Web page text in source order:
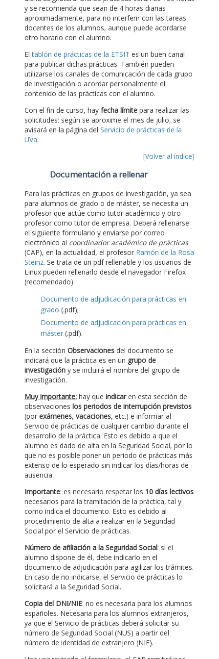
y se recomienda que sean de 4 horas diarias
aproximadamente, para no interferir con las tareas
docentes de los alumnos, aunque puede acordarse
otro horario con el alumno.
Eltablón de prácticas de la ETSIT es un buen canal
para publicar dichas prácticas. También pueden
utilizarse los canales de comunicación de cada grupo
de investigación o acordar personalmente el
contenido de las prácticas con el alumno.
Con el fin de curso, hay fecha límite para realizar las
solicitudes: según se aproxime el mes de julio, se
avisará en la página del Servicio de prácticas de la
UVa.
[Volver al índice]
Documentación a rellenar
Para las prácticas en grupos de investigación, ya sea
para alumnos de grado o de máster, se necesita un
profesor que actúe como tutor académico y otro
profesor como tutor de empresa. Deberá rellenarse
el siguiente formulario y enviarse por correo
electrónico al coordinador académico de prácticas
(CAP), en la actualidad, el profesor Ramón de la Rosa
Steinz. Se trata de un pdf rellenable y los usuarios de
Linux pueden rellenarlo desde el navegador Firefox
(recomendado):
Documento de adjudicación para prácticas en
grado (.pdf);
Documento de adjudicación para prácticas en
máster (.pdf).
En la sección Observaciones del documento se
indicará que la práctica es en un grupo de
investigación y se incluirá el nombre del grupo de
investigación.
Muy importante: hay que indicaren esta sección de
observaciones los periodos de interrupción previstos
(por exámenes, vacaciones, etc.) e informar al
Servicio de prácticas de cualquier cambio durante el
desarrollo de la práctica. Esto es debido a que el
alumno es dado de alta en la Seguridad Social, por lo
que no es posible poner un periodo de prácticas más
extenso de lo esperado sin indicar los días/horas de
ausencia.
Importante: es necesario respetar los 10 días lectivos
necesarios para la tramitación de la práctica, tal y
como indica el documento. Esto es debido al
procedimiento de alta a realizar en la Seguridad
Social por el Servicio de prácticas.
Número de afiliación a la Seguridad Social: si el
alumno dispone de él, debe indicarlo en el
documento de adjudicación para agilizar los trámites.
En caso de no indicarse, el Servicio de prácticas lo
solicitará a la Seguridad Social.
Copia del DNI/NIE: no es necesaria para los alumnos
españoles. Necesaria para los alumnos extranjeros,
ya que el Servicio de prácticas deberá solicitar su
número de Seguridad Social (NUS) a partir del
número de identidad de extranjero (NIE).